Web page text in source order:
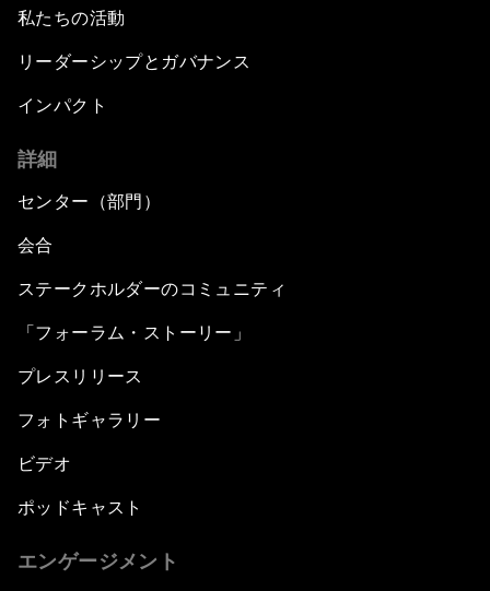
私たちの活動
リーダーシップとガバナンス
インパクト
詳細
センター（部門）
会合
ステークホルダーのコミュニティ
「フォーラム・ストーリー」
プレスリリース
フォトギャラリー
ビデオ
ポッドキャスト
エンゲージメント